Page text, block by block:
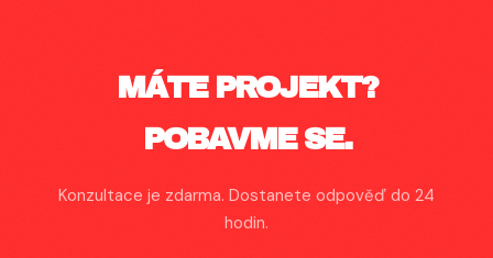
MÁTE PROJEKT?
POBAVME SE.
Konzultace je zdarma. Dostanete odpověď do 24
hodin.